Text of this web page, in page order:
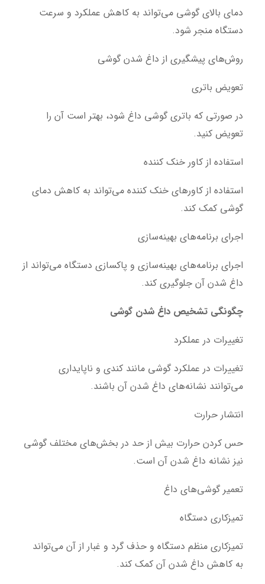
دمای بالای گوشی می‌تواند به کاهش عملکرد و سرعت
دستگاه منجر شود.
روش‌های پیشگیری از داغ شدن گوشی
تعویض باتری
در صورتی که باتری گوشی داغ شود، بهتر است آن را
تعویض کنید.
استفاده از کاور خنک کننده
استفاده از کاورهای خنک کننده می‌تواند به کاهش دمای
گوشی کمک کند.
اجرای برنامه‌های بهینه‌سازی
اجرای برنامه‌های بهینه‌سازی و پاکسازی دستگاه می‌تواند از
داغ شدن آن جلوگیری کند.
چگونگی تشخیص داغ شدن گوشی
تغییرات در عملکرد
تغییرات در عملکرد گوشی مانند کندی و ناپایداری
می‌توانند نشانه‌های داغ شدن آن باشند.
انتشار حرارت
حس کردن حرارت بیش از حد در بخش‌های مختلف گوشی
نیز نشانه داغ شدن آن است.
تعمیر گوشی‌های داغ
تمیزکاری دستگاه
تمیزکاری منظم دستگاه و حذف گرد و غبار از آن می‌تواند
به کاهش داغ شدن آن کمک کند.